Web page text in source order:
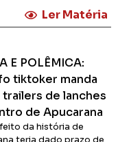
Ler Matéria
E POLÊMICA:
tiktoker manda
de lanches
de Apucarana
da história de